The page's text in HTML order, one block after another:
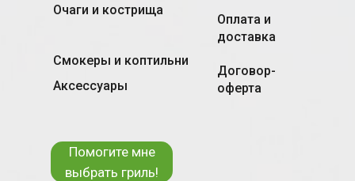
Смокеры и коптильни
Очаги и кострища
Оплата и
доставка
Аксессуары
Помогите мне
выбрать гриль!
Договор-
оферта